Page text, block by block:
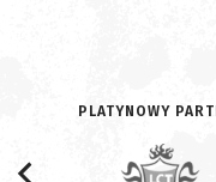
PLATYNOWY